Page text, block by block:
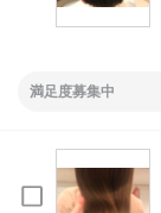
満足度募集中